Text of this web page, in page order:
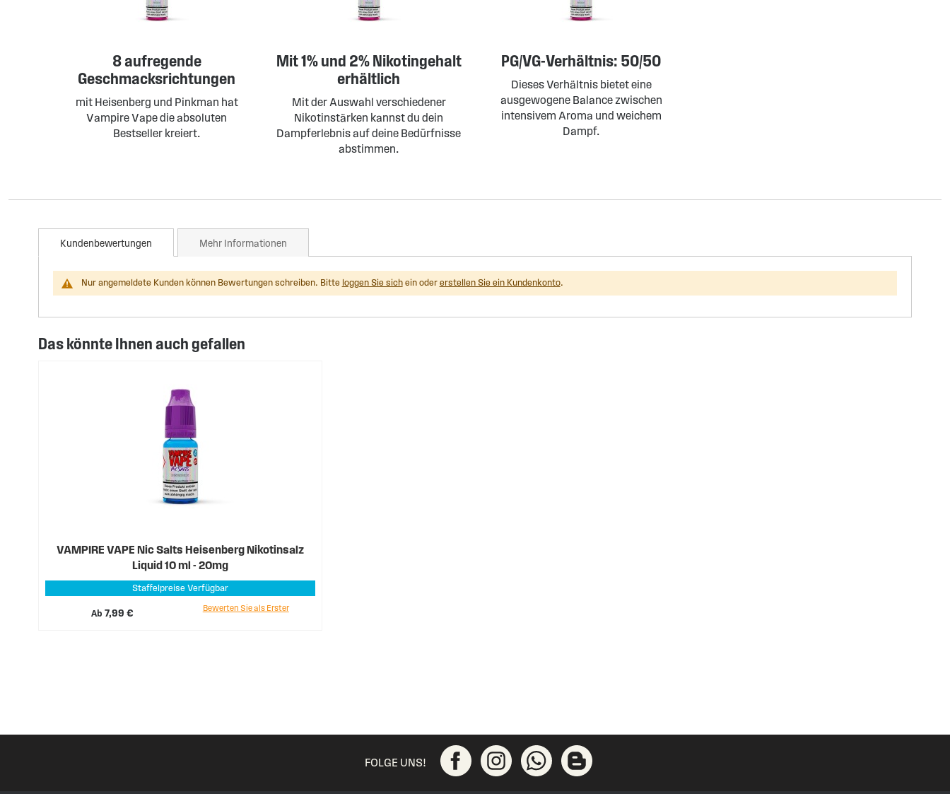
8 aufregende
Geschmacksrichtungen
mit Heisenberg und Pinkman hat
Vampire Vape die absoluten
Bestseller kreiert.
Mit 1% und 2% Nikotingehalt
erhältlich
Mit der Auswahl verschiedener
Nikotinstärken kannst du dein
Dampferlebnis auf deine Bedürfnisse
abstimmen.
PG/VG-Verhältnis: 50/50
Dieses Verhältnis bietet eine
ausgewogene Balance zwischen
intensivem Aroma und weichem
Dampf.
Kundenbewertungen
Nur angemeldete Kunden können Bewertungen schreiben. Bitte loggen Sie sichein oder erstellen Sie ein Kundenkonto.
Mehr Informationen
Das könnte Ihnen auch gefallen
VAMPIRE VAPE Nic Salts Heisenberg Nikotinsalz
Liquid 10 ml - 20mg
Staffelpreise Verfügbar
Ab7,99 €
Bewerten Sie als Erster
FOLGE UNS!